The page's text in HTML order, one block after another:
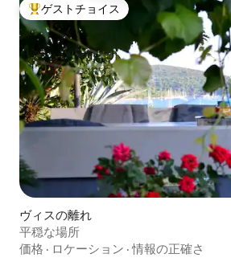
大好評のゲストチョイスです。
ゲストチョイス
ヴィスの離れ
平穏な場所
価格 · ロケーション ·情報の正確さ